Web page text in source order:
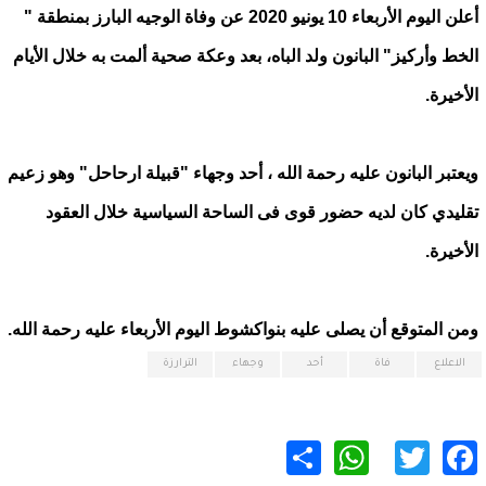
أعلن اليوم الأربعاء 10 يونيو 2020 عن وفاة الوجيه البارز بمنطقة "
الخط وأركيز" البانون ولد الباه، بعد وعكة صحية ألمت به خلال الأيام
الأخيرة.
ويعتبر البانون عليه رحمة الله ، أحد وجهاء "قبيلة ارحاحل" وهو زعيم
تقليدي كان لديه حضور قوى فى الساحة السياسية خلال العقود
الأخيرة.
ومن المتوقع أن يصلى عليه بنواكشوط اليوم الأربعاء عليه رحمة الله.
الاعلاع فاة أحد وجهاء الترارزة
Facebook
Twitter
WhatsApp